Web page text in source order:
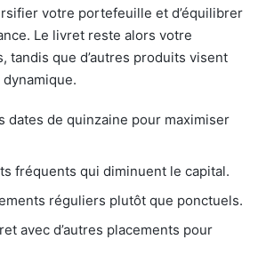
votre portefeuille et d’équilibrer
Le livret reste alors votre
tandis que d’autres produits visent
dates de quinzaine pour maximiser
fréquents qui diminuent le capital.
réguliers plutôt que ponctuels.
avec d’autres placements pour